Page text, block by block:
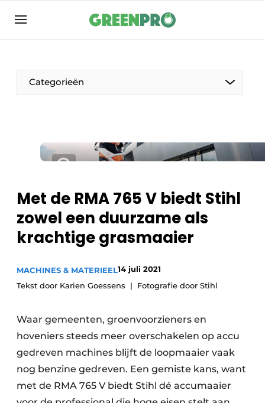
Aanmelden
Bedrijven
Contact
Groen in de zorg
Meest gelezen
Nieuwsbrief
Podcasts
Vacatures
Video’s
Categorieën
Met de RMA 765 V biedt Stihl
zowel een duurzame als
krachtige grasmaaier
MACHINES & MATERIEEL14 juli 2021
Tekst door Karien Goessens
Fotografie door Stihl
Waar gemeenten, groenvoorzieners en
hoveniers steeds meer overschakelen op accu
gedreven machines blijft de loopmaaier vaak
nog benzine gedreven. Een gemiste kans, want
met de RMA 765 V biedt Stihl dé accumaaier